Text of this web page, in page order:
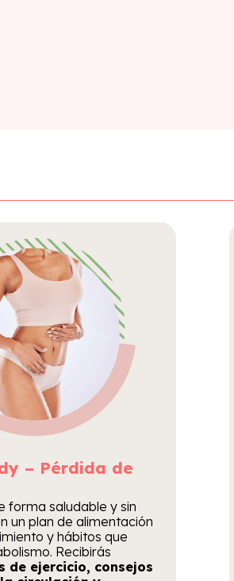
– Pérdida de
forma saludable y sin
un plan de alimentación
y hábitos que
Recibirás
de ejercicio, consejos